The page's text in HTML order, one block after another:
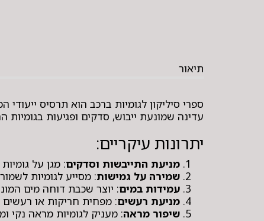
תיאור
ספרי סיליקון לגומיות ברכב הוא תרסיס
עדינה שמונעת ייבוש, סדקים ופגיעות
יתרונות עיקריים:
מניעת התייבשות וסדקים: מגן על
שמירה על גמישות: מסייע לגומיות
עמידות במים: יוצר שכבת דוחה מים
מניעת רעשים: מפחית חריקות או רעשים
שיפור מראה: מעניק לגומיות מראה נקי